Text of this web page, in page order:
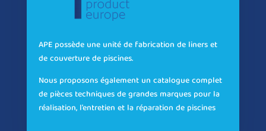
APE possède une unité de fabrication de liners et
de couverture de piscines.
Nous proposons également un catalogue complet
de pièces techniques de grandes marques pour la
réalisation, l’entretien et la réparation de piscines